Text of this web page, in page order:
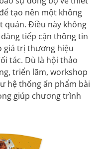
tạo nên một không
quán. Điều này không
tiếp cận thông tin
giá trị thương hiệu
tác. Dù là hội thảo
triển lãm, workshop
hệ thống ấn phẩm bài
giúp chương trình